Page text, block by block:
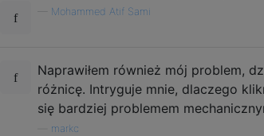
Mohammed Atif Sami
Naprawiłem również mój problem,
różnicę. Intryguje mnie, dlaczego
się bardziej problemem
markc